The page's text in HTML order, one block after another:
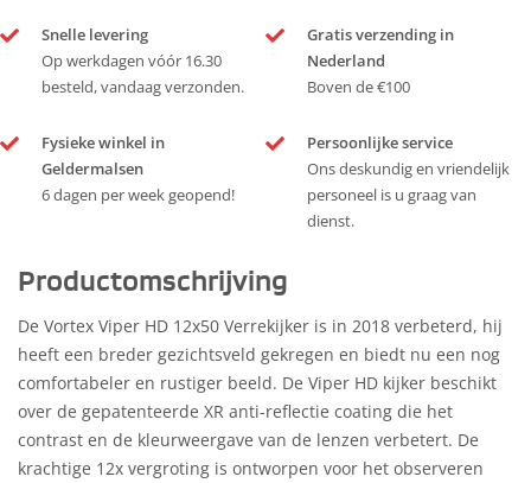
Snelle levering
Op werkdagen vóór 16.30
besteld, vandaag verzonden.
Gratis verzending in
Nederland
Boven de €100
Fysieke winkel in
Geldermalsen
6 dagen per week geopend!
Persoonlijke service
Ons deskundig en vriendelijk
personeel is u graag van
dienst.
Productomschrijving
De Vortex Viper HD 12x50 Verrekijker is in 2018 verbeterd, hij
heeft een breder gezichtsveld gekregen en biedt nu een nog
comfortabeler en rustiger beeld. De Viper HD kijker beschikt
over de gepatenteerde XR anti-reflectie coating die het
contrast en de kleurweergave van de lenzen verbetert. De
krachtige 12x vergroting is ontworpen voor het observeren